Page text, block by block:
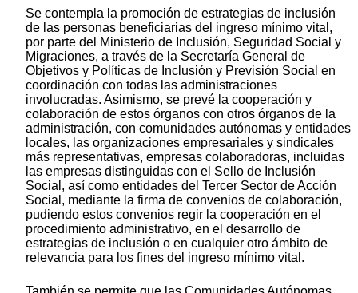
Se contempla la promoción de estrategias de inclusión
de las personas beneficiarias del ingreso mínimo vital,
por parte del Ministerio de Inclusión, Seguridad Social y
Migraciones, a través de la Secretaría General de
Objetivos y Políticas de Inclusión y Previsión Social en
coordinación con todas las administraciones
involucradas. Asimismo, se prevé la cooperación y
colaboración de estos órganos con otros órganos de la
administración, con comunidades autónomas y entidades
locales, las organizaciones empresariales y sindicales
más representativas, empresas colaboradoras, incluidas
las empresas distinguidas con el Sello de Inclusión
Social, así como entidades del Tercer Sector de Acción
Social, mediante la firma de convenios de colaboración,
pudiendo estos convenios regir la cooperación en el
procedimiento administrativo, en el desarrollo de
estrategias de inclusión o en cualquier otro ámbito de
relevancia para los fines del ingreso mínimo vital.